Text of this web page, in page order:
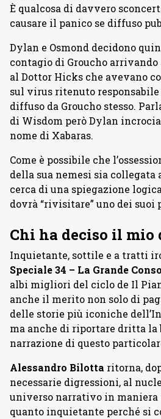
È qualcosa di davvero
causare il panico se diffuso
Dylan e Osmond decidono
contagio di Groucho
al Dottor Hicks che avevano
sul virus ritenuto responsabile
diffuso da Groucho stesso.
di Wisdom però Dylan
nome di Xabaras.
Come è possibile che
della sua nemesi sia collegata
cerca di una spiegazione
dovrà “rivisitare” uno dei suoi
Chi ha deciso il mio
Inquietante, sottile e a tratti
Speciale 34 – La Grande
albi migliori del ciclo de Il
anche il merito non solo di
delle storie più iconiche
ma anche di riportare dritta la
narrazione di questo
Alessandro Bilotta ritorna,
necessarie digressioni, al
universo narrativo in maniera
quanto inquietante perché si